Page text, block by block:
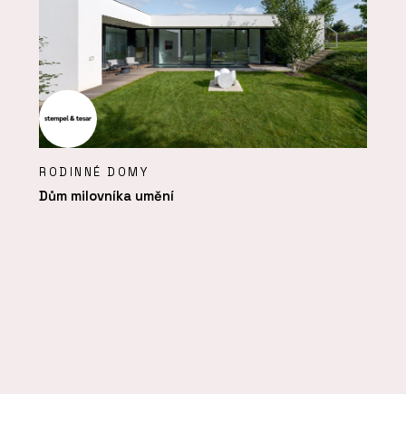
RODINNÉ DOMY
Dům milovníka umění